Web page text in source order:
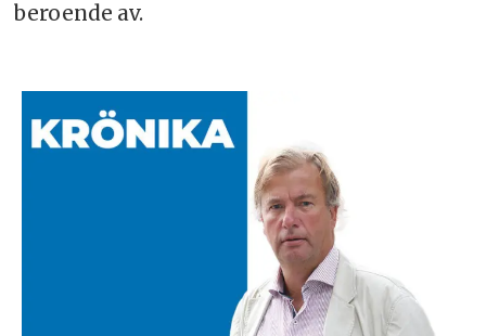
beroende av.